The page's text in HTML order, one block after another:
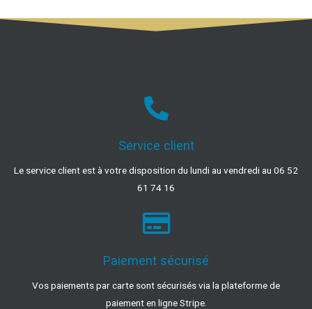
Service client
Le service client est à votre disposition du lundi au vendredi au 06 52
61 74 16
Paiement sécurisé
Vos paiements par carte sont sécurisés via la plateforme de
paiement en ligne Stripe.